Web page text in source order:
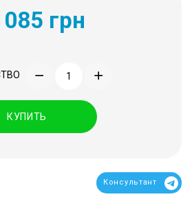
грн
КУПИТЬ
Консультант